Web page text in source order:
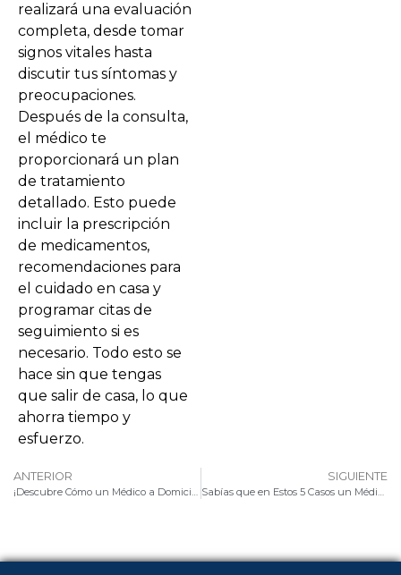
realizará una evaluación
completa, desde tomar
signos vitales hasta
discutir tus síntomas y
preocupaciones.
Después de la consulta,
el médico te
proporcionará un plan
de tratamiento
detallado. Esto puede
incluir la prescripción
de medicamentos,
recomendaciones para
el cuidado en casa y
programar citas de
seguimiento si es
necesario. Todo esto se
hace sin que tengas
que salir de casa, lo que
ahorra tiempo y
esfuerzo.
ANTERIOR
¡Descubre Cómo un Médico a Domicilio Puede Transformar la Vida de Tus Padres Mayores!
SIGUIENTE
Sabías que en Estos 5 Casos un Médico a Domicilio es la Solución Perfecta?